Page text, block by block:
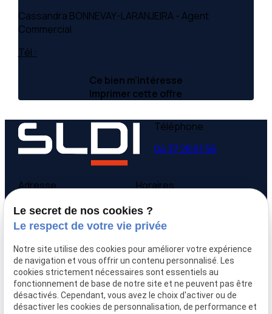
Cassandra BONNEVAY-LARANJEIRA - Agent
Commercial
Tél :
Ce bien m’intéresse
Imprimer cette offre
Téléphone
04 37 28 61 56
Adresse
9 avenue Victor Hugo
69160 Tassin la Demi-
Lune
Horaires
Lundi - Vendredi
09:00-12:00,
Accueil
Qui sommes-nous
Nos biens
Prix immobilier
Le secret de nos cookies ?
Le respect de votre vie privée
Notre site utilise des cookies pour améliorer votre expérience
de navigation et vous offrir un contenu personnalisé. Les
cookies strictement nécessaires sont essentiels au
fonctionnement de base de notre site et ne peuvent pas être
désactivés. Cependant, vous avez le choix d'activer ou de
désactiver les cookies de personnalisation, de performance et